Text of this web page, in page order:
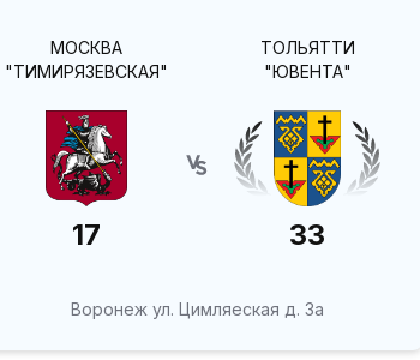
МОСКВА
"ТИМИРЯЗЕВСКАЯ"
17
ТОЛЬЯТТИ
"ЮВЕНТА"
33
Воронеж ул. Цимляеская д. 3а